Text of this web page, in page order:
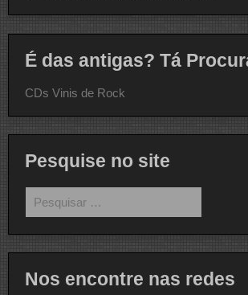
É das antigas? Tá
CDs Vinis de Rock
Pesquise no site
por:
Nos encontre nas redes